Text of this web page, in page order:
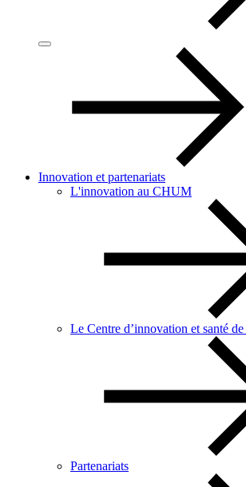
Innovation et partenariats
L'innovation au CHUM
Le Centre d’innovation et santé
Partenariats